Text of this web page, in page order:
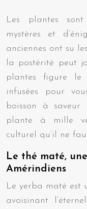
Les plantes
mystères et
anciennes ont su
la postérité peut
plantes figure le
infusées pour
boisson à
plante à mille
culturel qu’il ne
Le thé maté,
Amérindiens
Le yerba maté est
avoisinant